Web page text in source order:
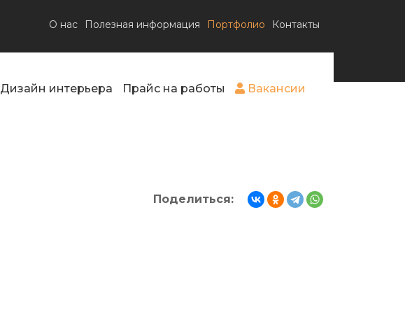
О нас Полезная информация Портфолио Контакты
Дизайн интерьера Прайс на работы Вакансии
Поделиться: